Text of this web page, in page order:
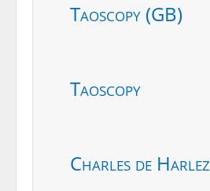
Taoscopy (GB)
Taoscopy
Charles de Harlez